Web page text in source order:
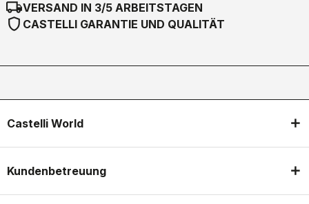
local_shippingVERSAND IN 3/5 ARBEITSTAGEN
shield CASTELLI GARANTIE UND QUALITÄT
Castelli World
Kundenbetreuung